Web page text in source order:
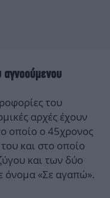
του
αρχές έχουν
οποίο ο 45χρονος
και στο οποίο
και των δύο
όνομα «Σε αγαπώ».